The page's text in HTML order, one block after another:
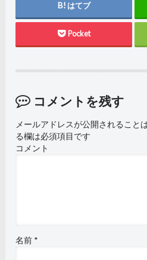
はてブ
Pocket
コメントを残す
メールアドレスが公開されること
る欄は必須項目です
コメント
名前 *